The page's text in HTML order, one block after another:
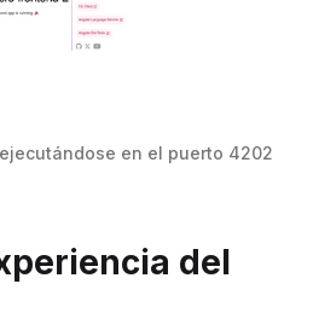
en el puerto 4202
del